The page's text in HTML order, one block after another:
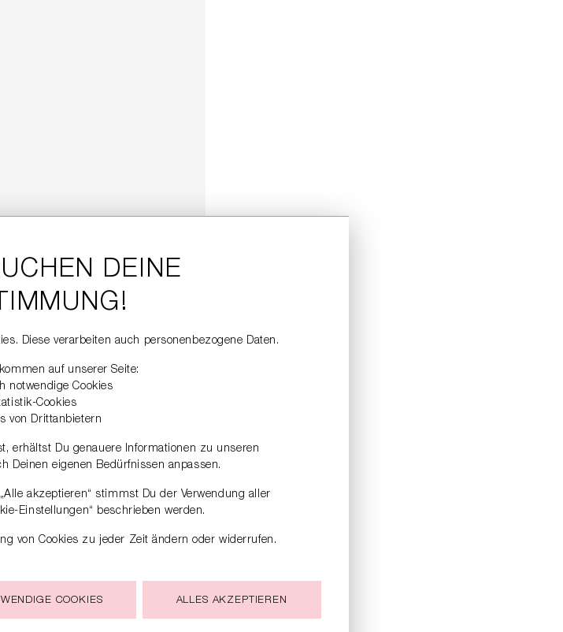
DEINE
Diese verarbeiten auch personenbezogene Daten.
auf unserer Seite:
notwendige Cookies
Cookies
von Drittanbietern
erhältst Du genauere Informationen zu unseren
Deinen eigenen Bedürfnissen anpassen.
akzeptieren“ stimmst Du der Verwendung aller
Einstellungen“ beschrieben werden.
von Cookies zu jeder Zeit ändern oder widerrufen.
COOKIES ALLES AKZEPTIEREN